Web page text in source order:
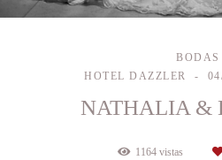
BODAS
HOTEL DAZZLER
NATHALIA &
1164 vistas